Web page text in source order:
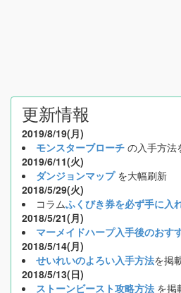
更新情報
2019/8/19(月)
モンスターブローチ の入手方法
2019/6/11(火)
ダンジョンマップ を大幅刷新
2018/5/29(火)
コラムふくびき券を必ず手に入
2018/5/21(月)
マーメイドハープ入手後のおす
2018/5/14(月)
せいれいのよろい入手方法を掲
2018/5/13(日)
ストーンビースト攻略方法 を掲